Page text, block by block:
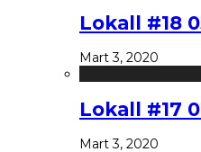
Lokall #18
Mart 3, 2020
Lokall #17
Mart 3, 2020